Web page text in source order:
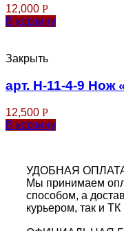
12,000 Р
В корзину
Закрыть
арт. Н-11-4-9 Нож
12,500 Р
В корзину
УДОБНАЯ
Мы принимаем
способом, а
курьером, так и ТК